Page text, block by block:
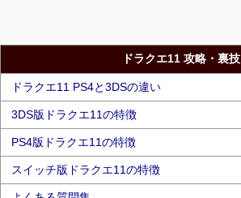
ドラクエ11 攻略・裏技
ドラクエ11 PS4と3DSの違い
3DS版ドラクエ11の特徴
PS4版ドラクエ11の特徴
スイッチ版ドラクエ11の特徴